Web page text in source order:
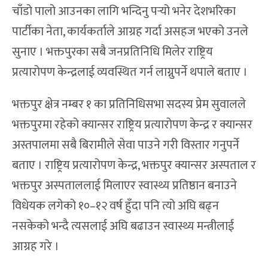
चाँडो पालो आउनका लागि भन्दिनु पर्‍यो भनेर देशभरिका
पार्टीका नेता, कार्यकर्ताले आग्रह गर्दा असहज भएको उनले
सुनाए । भक्तपुरका सबै जनप्रतिनिधि मिलेर राष्ट्रिय
प्रत्यारोपण केन्द्रलाई व्यवस्थित गर्न लाग्नुपर्ने थपाले बताए ।
भक्तपुर क्षेत्र नम्बर १ का प्रतिनिधिसभा सदस्य प्रेम सुवालले
भक्तपुरमा रहेको क्यान्सर राष्ट्रिय प्रत्यारोपण केन्द्र र क्यान्सर
अस्तपालमा सबै बिरामीले सेवा पाउने गरी विस्तार गनुपर्ने
बताए । राष्ट्रिय प्रत्यारोपण केन्द्र, भक्तपुर क्यान्सर अस्पताल र
भक्तपुर अस्पताललाई मिलाएर स्वास्थ्य प्रतिष्ठान बनाउने
विधेयक लगेको १०–१२ वर्ष हुँदा पनि त्यो अघि बढ्न
नसकेको भन्दै त्यसलाई अघि बढाउन स्वास्थ्य मन्त्रीलाई
आग्रह गरे ।